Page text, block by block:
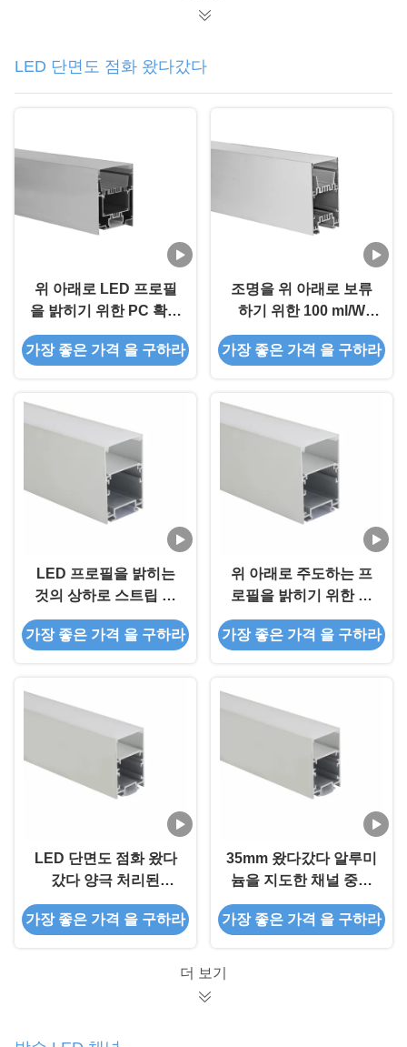
LED 단면도 점화 왔다갔다
위 아래로 LED 프로필
을 밝히기 위한 PC 확산
기 75*95mm과 주도하
는 알루미늄 통로
가장 좋은 가격 을 구하라
조명을 위 아래로 보류
하기 위한 100 ml/W
50x90mm 실내 광 LED
프로필 알루미늄
가장 좋은 가격 을 구하라
LED 프로필을 밝히는
것의 상하로 스트립 알
루미늄 프로파일 IP20
드라이버 내장형을 이끌
가장 좋은 가격 을 구하라
위 아래로 주도하는 프
로필을 밝히기 위한 커
버와 6063 100lm/W 주
도하는 알루미늄 통로
가장 좋은 가격 을 구하라
LED 단면도 점화 왔다
갔다 양극 처리된
35mm
가장 좋은 가격 을 구하라
35mm 왔다갔다 알루미
늄을 지도한 채널 중단
했습니다
가장 좋은 가격 을 구하라
더 보기